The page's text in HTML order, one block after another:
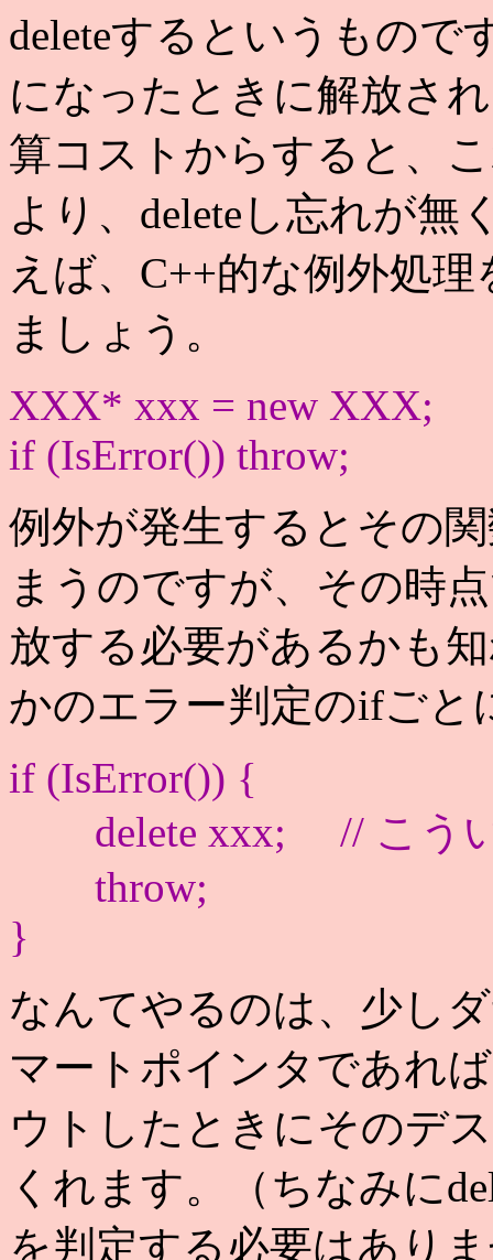
deleteするというもので
になったときに解放さ
算コストからすると、
より、deleteし忘れが
えば、C++的な例外処
ましょう。
XXX* xxx = new XXX;
if (IsError()) throw;
例外が発生するとその
まうのですが、その時
放する必要があるかも
かのエラー判定のifごと
if (IsError()) {
delete xxx; // こうい
throw;
}
なんてやるのは、少し
マートポインタであれ
ウトしたときにそのデ
くれます。（ちなみに
を判定する必要はあり